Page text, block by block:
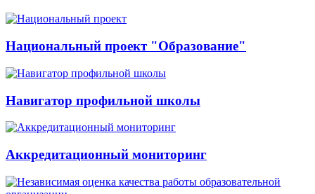
Национальный проект "Образование"
Навигатор профильной школы
Аккредитационный мониторинг